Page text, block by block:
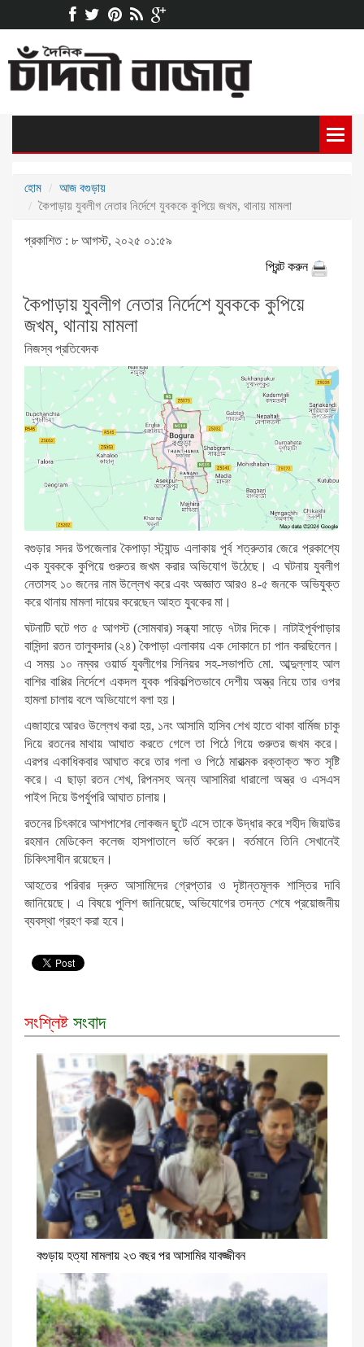
হোম
আজ বগুড়ায়
কৈপাড়ায় যুবলীগ নেতার নির্দেশে যুবককে কুপিয়ে জখম, থানায় মামলা
প্রকাশিত : ৮ আগস্ট, ২০২৫ ০১:৫৯
প্রিন্ট করুন
কৈপাড়ায় যুবলীগ নেতার নির্দেশে যুবককে কুপিয়ে
জখম, থানায় মামলা
নিজস্ব প্রতিবেদক
বগুড়ার সদর উপজেলার কৈপাড়া স্ট্যান্ড এলাকায় পূর্ব শত্রুতার জেরে প্রকাশ্যে
এক যুবককে কুপিয়ে গুরুতর জখম করার অভিযোগ উঠেছে। এ ঘটনায় যুবলীগ
নেতাসহ ১০ জনের নাম উল্লেখ করে এবং অজ্ঞাত আরও ৪-৫ জনকে অভিযুক্ত
করে থানায় মামলা দায়ের করেছেন আহত যুবকের মা।
ঘটনাটি ঘটে গত ৫ আগস্ট (সোমবার) সন্ধ্যা সাড়ে ৭টার দিকে। নাটাইপূর্বপাড়ার
বাসিন্দা রতন তালুকদার (২৪) কৈপাড়া এলাকায় এক দোকানে চা পান করছিলেন।
এ সময় ১০ নম্বর ওয়ার্ড যুবলীগের সিনিয়র সহ-সভাপতি মো. আব্দুল্লাহ আল
বাশির বাপ্পির নির্দেশে একদল যুবক পরিকল্পিতভাবে দেশীয় অস্ত্র নিয়ে তার ওপর
হামলা চালায় বলে অভিযোগে বলা হয়।
এজাহারে আরও উল্লেখ করা হয়, ১নং আসামি হাসিব শেখ হাতে থাকা বার্মিজ চাকু
দিয়ে রতনের মাথায় আঘাত করতে গেলে তা পিঠে গিয়ে গুরুতর জখম করে।
এরপর একাধিকবার আঘাত করে তার গলা ও পিঠে মারাত্মক রক্তাক্ত ক্ষত সৃষ্টি
করে। এ ছাড়া রতন শেখ, রিপনসহ অন্য আসামিরা ধারালো অস্ত্র ও এসএস
পাইপ দিয়ে উপর্যুপরি আঘাত চালায়।
রতনের চিৎকারে আশপাশের লোকজন ছুটে এসে তাকে উদ্ধার করে শহীদ জিয়াউর
রহমান মেডিকেল কলেজ হাসপাতালে ভর্তি করেন। বর্তমানে তিনি সেখানেই
চিকিৎসাধীন রয়েছেন।
আহতের পরিবার দ্রুত আসামিদের গ্রেপ্তার ও দৃষ্টান্তমূলক শাস্তির দাবি
জানিয়েছে। এ বিষয়ে পুলিশ জানিয়েছে, অভিযোগের তদন্ত শেষে প্রয়োজনীয়
ব্যবস্থা গ্রহণ করা হবে।
সংশ্লিষ্ট সংবাদ
বগুড়ায় হত্যা মামলায় ২৩ বছর পর আসামির যাবজ্জীবন